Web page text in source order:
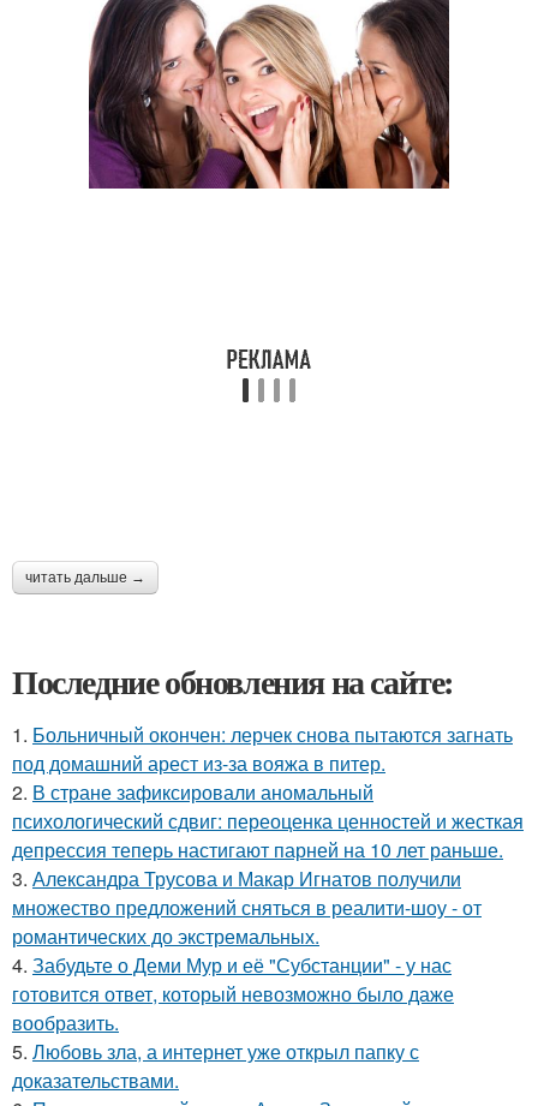
читать дальше →
Последние обновления на сайте:
1. Больничный окончен: лерчек снова пытаются загнать
под домашний арест из-за вояжа в питер.
2. В стране зафиксировали аномальный
психологический сдвиг: переоценка ценностей и жесткая
депрессия теперь настигают парней на 10 лет раньше.
3. Александра Трусова и Макар Игнатов получили
множество предложений сняться в реалити-шоу - от
романтических до экстремальных.
4. Забудьте о Деми Мур и её "Субстанции" - у нас
готовится ответ, который невозможно было даже
вообразить.
5. Любовь зла, а интернет уже открыл папку с
доказательствами.